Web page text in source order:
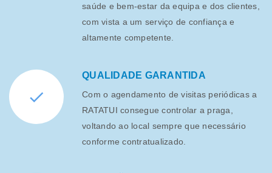
saúde e bem-estar da equipa e dos clientes,
com vista a um serviço de confiança e
altamente competente.
QUALIDADE GARANTIDA
Com o agendamento de visitas periódicas a
RATATUI consegue controlar a praga,
voltando ao local sempre que necessário
conforme contratualizado.